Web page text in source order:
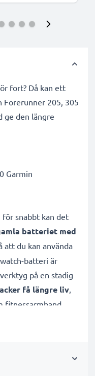
fort? Då kan ett
205, 305
ge den längre
Garmin
för snabbt kan det
batteriet med
att du kan använda
batteri är
på en stadig
få längre liv,
fitnessarmband,
,